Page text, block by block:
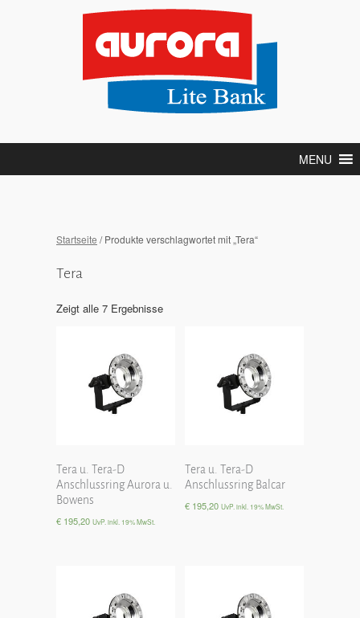
MENU
Startseite / Produkte verschlagwortet mit „Tera“
Tera
Zeigt alle 7 Ergebnisse
Tera u. Tera-D
Anschlussring Aurora u.
Bowens
€ 195,20 UvP. inkl. 19% MwSt.
Tera u. Tera-D
Anschlussring Balcar
€ 195,20 UvP. inkl. 19% MwSt.